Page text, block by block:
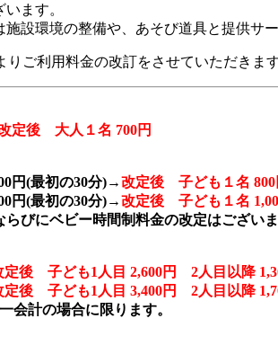
ます。
施設環境の整備や、あそび道具と提供サ
りご利用料金の改訂をさせていただきます
定後 大人１名 700円
円(最初の30分)→改定後 子ども１名 800
円(最初の30分)→改定後 子ども１名
びにベビー時間制料金の改定はございま
定後 子ども1人目 2,600円 2人目以降
定後 子ども1人目 3,400円 2人目以降
会計の場合に限ります。